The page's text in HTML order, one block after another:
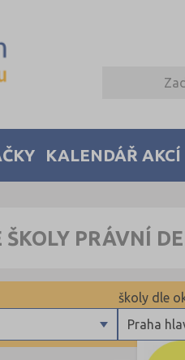
KALENDÁŘ AKCÍ
ŠKOLY PRÁVNÍ
Praha
školy dle
Brno-